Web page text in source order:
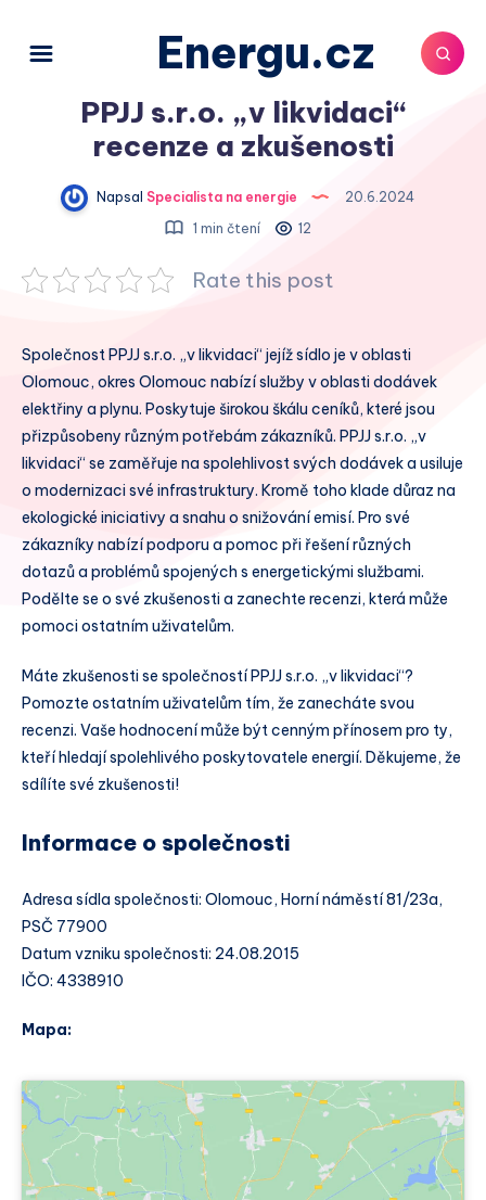
Energu.cz
PPJJ s.r.o. „v likvidaci“
recenze a zkušenosti
Napsal Specialista na energie
20.6.2024
1 min čtení
12
Rate this post
Společnost PPJJ s.r.o. „v likvidaci“ jejíž sídlo je v oblasti
Olomouc, okres Olomouc nabízí služby v oblasti dodávek
elektřiny a plynu. Poskytuje širokou škálu ceníků, které jsou
přizpůsobeny různým potřebám zákazníků. PPJJ s.r.o. „v
likvidaci“ se zaměřuje na spolehlivost svých dodávek a usiluje
o modernizaci své infrastruktury. Kromě toho klade důraz na
ekologické iniciativy a snahu o snižování emisí. Pro své
zákazníky nabízí podporu a pomoc při řešení různých
dotazů a problémů spojených s energetickými službami.
Podělte se o své zkušenosti a zanechte recenzi, která může
pomoci ostatním uživatelům.
Máte zkušenosti se společností PPJJ s.r.o. „v likvidaci“?
Pomozte ostatním uživatelům tím, že zanecháte svou
recenzi. Vaše hodnocení může být cenným přínosem pro ty,
kteří hledají spolehlivého poskytovatele energií. Děkujeme, že
sdílíte své zkušenosti!
Informace o společnosti
Adresa sídla společnosti: Olomouc, Horní náměstí 81/23a,
PSČ 77900
Datum vzniku společnosti: 24.08.2015
IČO: 4338910
Mapa: